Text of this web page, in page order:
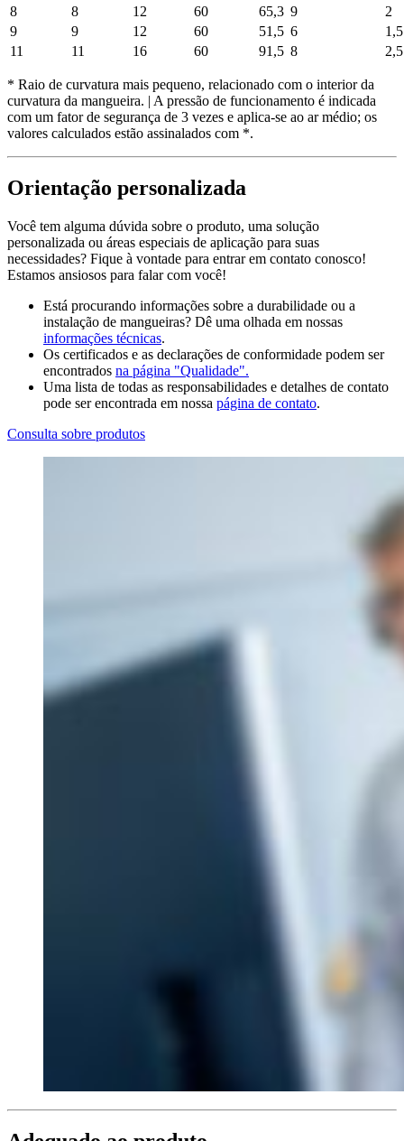
8
8 12 60 65,3 9
2
9
9 12 60 51,5 6
1,5
11
11 16 60 91,5 8 2,5
* Raio de curvatura mais pequeno, relacionado com o interior da
curvatura da mangueira. | A pressão de funcionamento é indicada
com um fator de segurança de 3 vezes e aplica-se ao ar médio; os
valores calculados estão assinalados com *.
Orientação personalizada
Você tem alguma dúvida sobre o produto, uma solução
personalizada ou áreas especiais de aplicação para suas
necessidades? Fique à vontade para entrar em contato conosco!
Estamos ansiosos para falar com você!
Está procurando informações sobre a durabilidade ou a
instalação de mangueiras? Dê uma olhada em nossas
informações técnicas.
Os certificados e as declarações de conformidade podem ser
encontrados na página "Qualidade".
Uma lista de todas as responsabilidades e detalhes de contato
pode ser encontrada em nossa página de contato.
Consulta sobre produtos